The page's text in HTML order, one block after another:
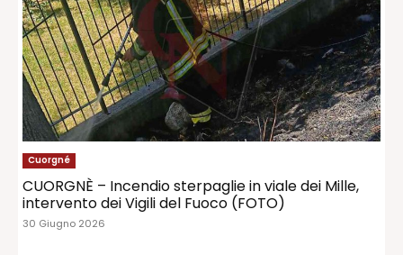
Cuorgné
CUORGNÈ – Incendio sterpaglie in viale dei Mille,
intervento dei Vigili del Fuoco (FOTO)
30 Giugno 2026